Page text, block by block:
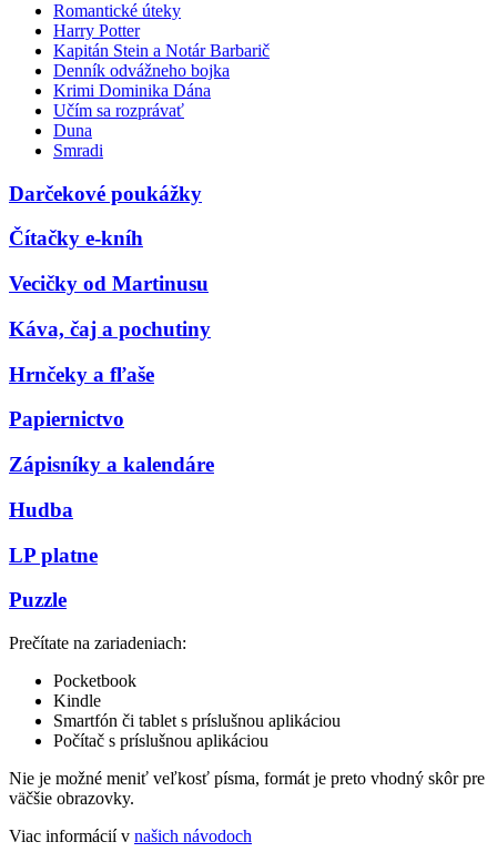
Romantické úteky
Harry Potter
Kapitán Stein a Notár Barbarič
Denník odvážneho bojka
Krimi Dominika Dána
Učím sa rozprávať
Duna
Smradi
Darčekové poukážky
Čítačky e-kníh
Vecičky od Martinusu
Káva, čaj a pochutiny
Hrnčeky a fľaše
Papiernictvo
Zápisníky a kalendáre
Hudba
LP platne
Puzzle
Prečítate na zariadeniach:
Pocketbook
Kindle
Smartfón či tablet s príslušnou aplikáciou
Počítač s príslušnou aplikáciou
Nie je možné meniť veľkosť písma, formát je preto vhodný skôr pre
väčšie obrazovky.
Viac informácií v našich návodoch